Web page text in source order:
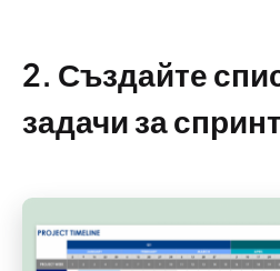
2. Създайте
задачи за